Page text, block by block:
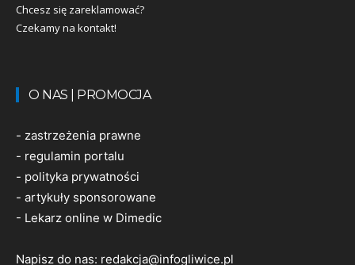
Chcesz się zareklamować?
Czekamy na kontakt!
O NAS | PROMOCJA
- zastrzeżenia prawne
- regulamin portalu
- polityka prywatności
- artykuły sponsorowane
- Lekarz online w Dimedic
Napisz do nas: redakcja@infogliwice.pl